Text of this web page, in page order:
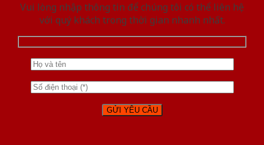
Vui lòng nhập thông tin để chúng tôi có thể liên hệ
với quý khách trong thời gian nhanh nhất.